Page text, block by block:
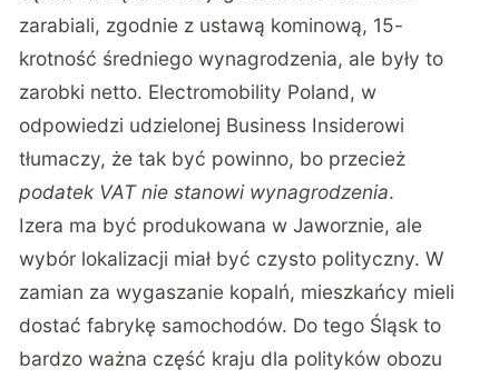
zarabiali, zgodnie z ustawą kominową, 15-
krotność średniego wynagrodzenia, ale były to
zarobki netto. Electromobility Poland, w
odpowiedzi udzielonej Business Insiderowi
tłumaczy, że tak być powinno, bo przecież
podatek VAT nie stanowi wynagrodzenia.
Izera ma być produkowana w Jaworznie, ale
wybór lokalizacji miał być czysto polityczny. W
zamian za wygaszanie kopalń, mieszkańcy mieli
dostać fabrykę samochodów. Do tego Śląsk to
bardzo ważna część kraju dla polityków obozu